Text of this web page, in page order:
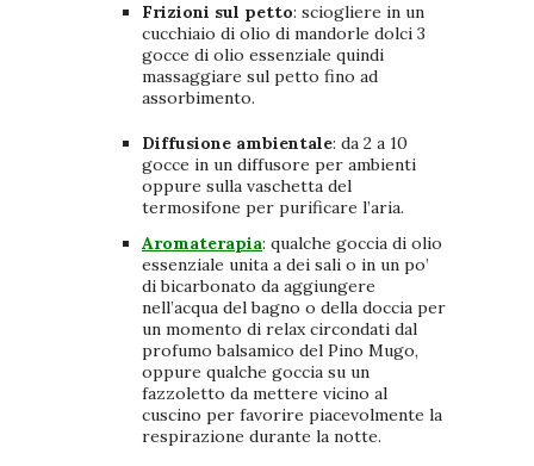
Frizioni sul petto: sciogliere in un
cucchiaio di olio di mandorle dolci 3
gocce di olio essenziale quindi
massaggiare sul petto fino ad
assorbimento.
Diffusione ambientale: da 2 a 10
gocce in un diffusore per ambienti
oppure sulla vaschetta del
termosifone per purificare l’aria.
Aromaterapia: qualche goccia di olio
essenziale unita a dei sali o in un po’
di bicarbonato da aggiungere
nell’acqua del bagno o della doccia per
un momento di relax circondati dal
profumo balsamico del Pino Mugo,
oppure qualche goccia su un
fazzoletto da mettere vicino al
cuscino per favorire piacevolmente la
respirazione durante la notte.